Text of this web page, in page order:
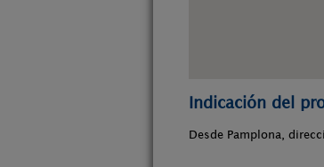
Indicación del
Desde Pamplona,